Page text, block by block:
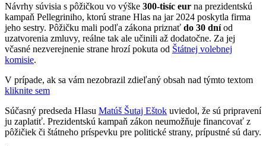
Návrhy súvisia s pôžičkou vo výške 300-tisíc eur na prezidentskú
kampaň Pellegriniho, ktorú strane Hlas na jar 2024 poskytla firma
jeho sestry. Pôžičku mali podľa zákona priznať do 30 dníod
uzatvorenia zmluvy, reálne tak ale učinili až dodatočne. Za jej
včasné nezverejnenie strane hrozí pokuta od Štátnej volebnej
komisie.
V prípade, ak sa vám nezobrazil zdieľaný obsah nad týmto textom
kliknite sem
Súčasný predseda Hlasu Matúš Šutaj Eštok uviedol, že sú pripravení
ju zaplatiť. Prezidentskú kampaň zákon neumožňuje financovať z
pôžičiek či štátneho príspevku pre politické strany, prípustné sú dary.